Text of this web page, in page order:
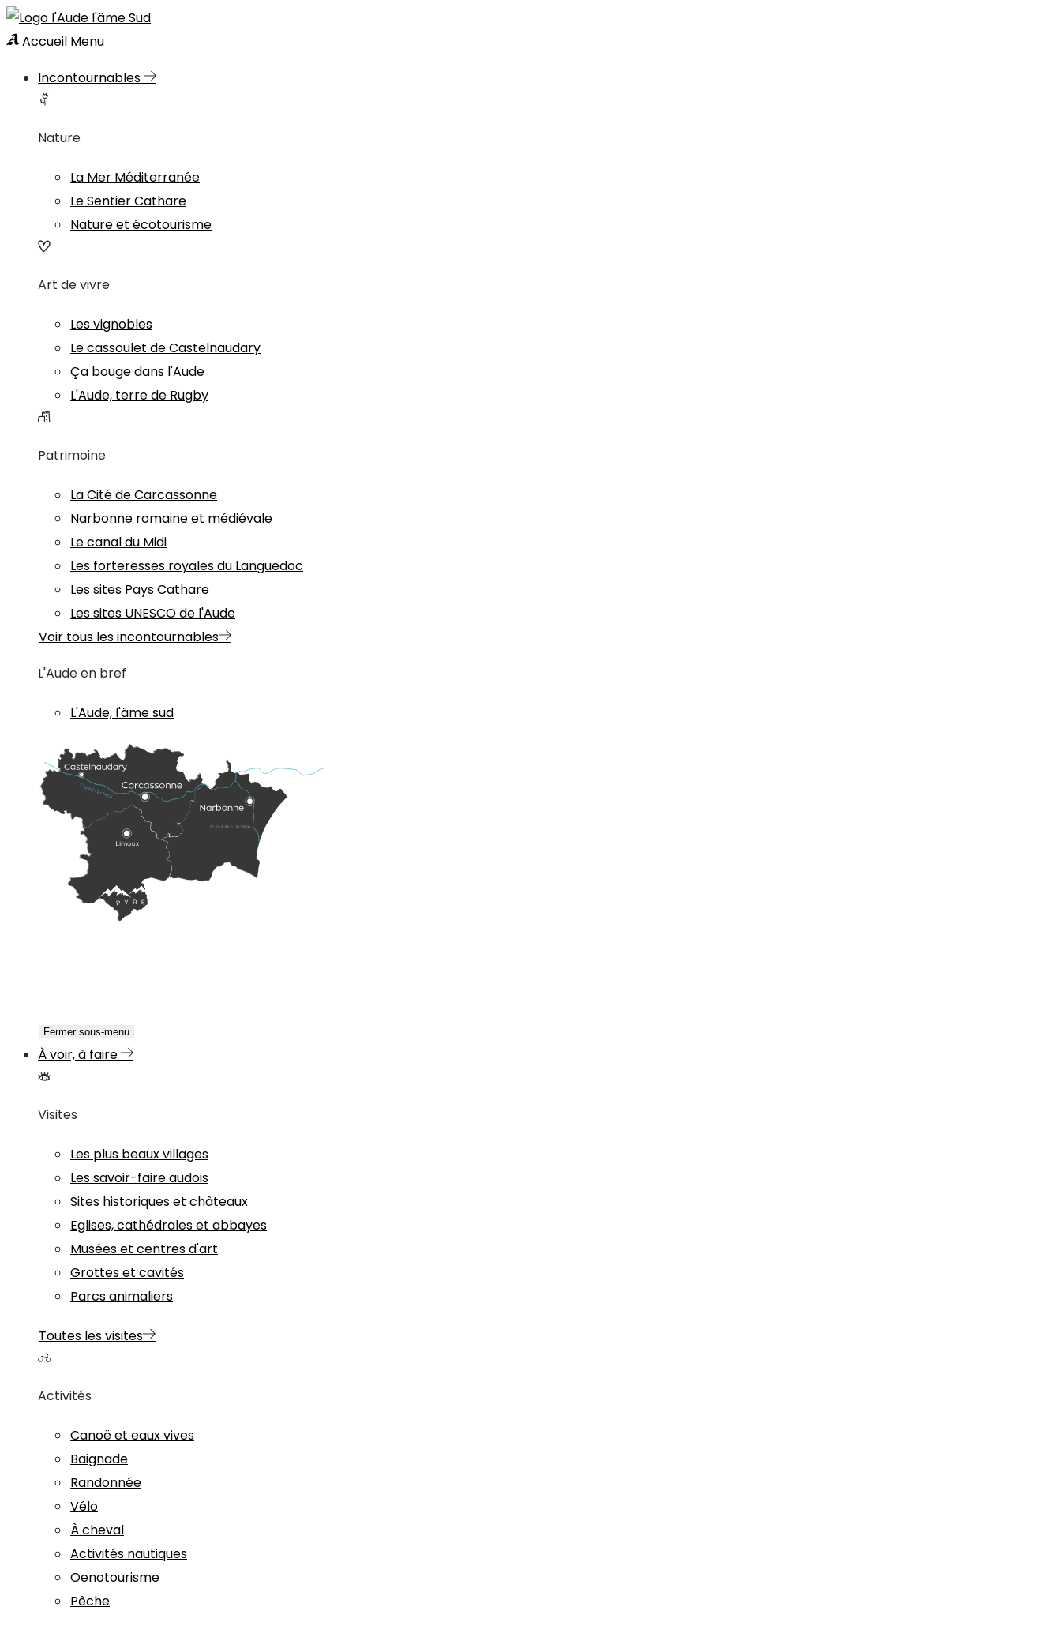
Accueil Menu
Incontournables
Nature
La Mer Méditerranée
Le Sentier Cathare
Nature et écotourisme
Art de vivre
Les vignobles
Le cassoulet de Castelnaudary
Ça bouge dans l'Aude
L'Aude, terre de Rugby
Patrimoine
La Cité de Carcassonne
Narbonne romaine et médiévale
Le canal du Midi
Les forteresses royales du Languedoc
Les sites Pays Cathare
Les sites UNESCO de l'Aude
Voir tous les incontournables
L'Aude en bref
L'Aude, l'âme sud
Fermer sous-menu
À voir, à faire
Visites
Les plus beaux villages
Les savoir-faire audois
Sites historiques et châteaux
Eglises, cathédrales et abbayes
Musées et centres d'art
Grottes et cavités
Parcs animaliers
Toutes les visites
Activités
Canoë et eaux vives
Baignade
Randonnée
Vélo
À cheval
Activités nautiques
Oenotourisme
Pêche